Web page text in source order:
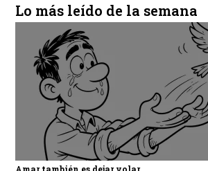
Lo más leído de la semana
Amar también es dejar volar